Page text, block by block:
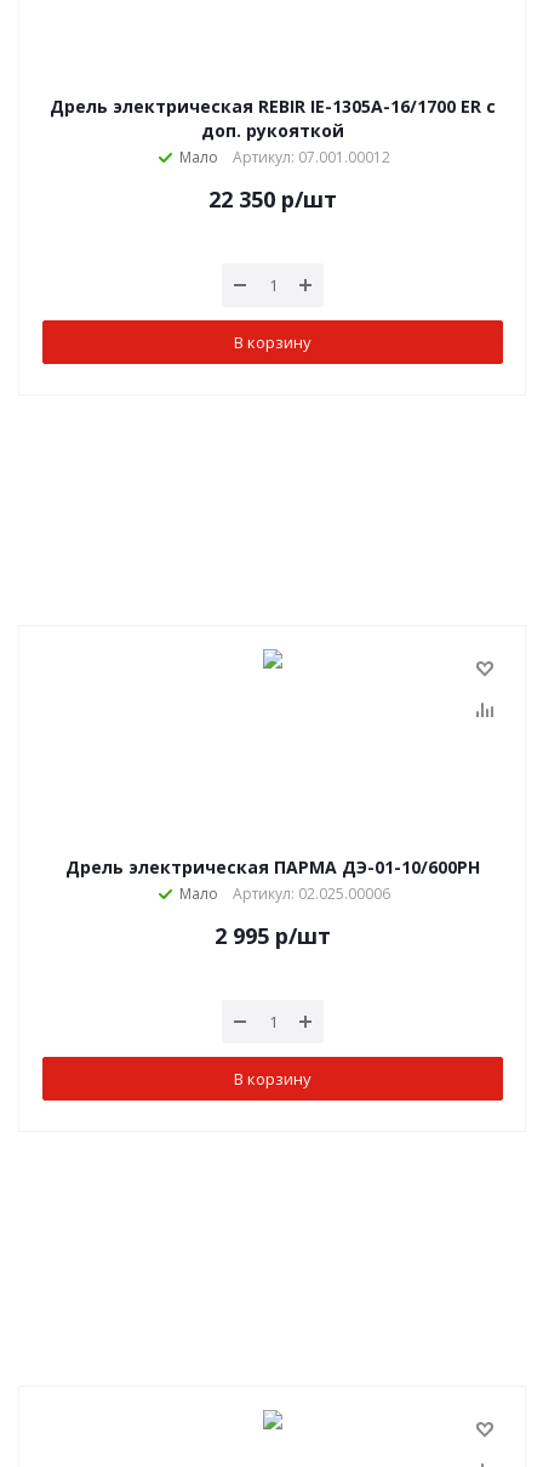
Дрель электрическая REBIR IE-1305А-16/1700 ER с
доп. рукояткой
Мало Артикул: 07.001.00012
22 350 р/шт
В корзину
Дрель электрическая ПАРМА ДЭ-01-10/600РН
Мало Артикул: 02.025.00006
2 995 р/шт
В корзину